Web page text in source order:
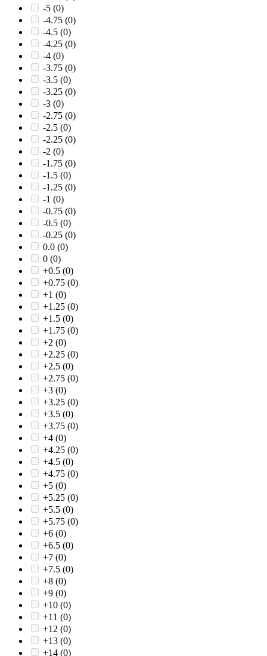
-5 (0)
-4.75 (0)
-4.5 (0)
-4.25 (0)
-4 (0)
-3.75 (0)
-3.5 (0)
-3.25 (0)
-3 (0)
-2.75 (0)
-2.5 (0)
-2.25 (0)
-2 (0)
-1.75 (0)
-1.5 (0)
-1.25 (0)
-1 (0)
-0.75 (0)
-0.5 (0)
-0.25 (0)
0.0 (0)
0 (0)
+0.5 (0)
+0.75 (0)
+1 (0)
+1.25 (0)
+1.5 (0)
+1.75 (0)
+2 (0)
+2.25 (0)
+2.5 (0)
+2.75 (0)
+3 (0)
+3.25 (0)
+3.5 (0)
+3.75 (0)
+4 (0)
+4.25 (0)
+4.5 (0)
+4.75 (0)
+5 (0)
+5.25 (0)
+5.5 (0)
+5.75 (0)
+6 (0)
+6.5 (0)
+7 (0)
+7.5 (0)
+8 (0)
+9 (0)
+10 (0)
+11 (0)
+12 (0)
+13 (0)
+14 (0)